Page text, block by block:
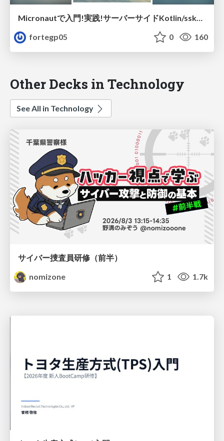
Micronautで入門!実践!サーバーサイドKotlin/sskm1_sample
fortegp05
0 160
Other Decks in Technology
See All in Technology
サイバー捜査員研修（前半）
nomizone
1 1.7k